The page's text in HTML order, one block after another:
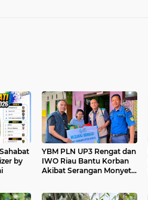
by
YBM PLN UP3 Rengat dan
IWO Riau Bantu Korban
Akibat Serangan Monyet